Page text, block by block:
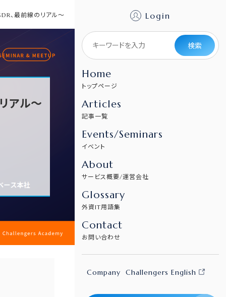
Login
検索
Home
トップページ
Articles
記事一覧
Events/Seminars
イベント
About
サービス概要/運営会社
Glossary
外資IT用語集
Contact
お問い合わせ
Company Challengers English
、最前線のリアル〜
アル〜